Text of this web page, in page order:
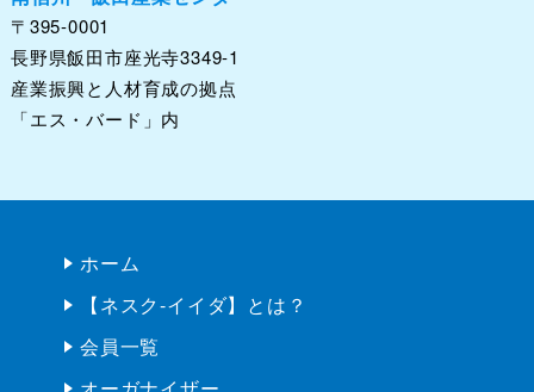
ホーム
【ネスク-イイダ】とは？
オーガナイザー
企業検索
設備検索
製造・製作実例